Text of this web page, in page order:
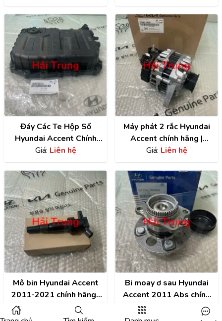
Đáy Các Te Hộp Số
Hyundai Accent Chính
Hãng | 4528026101
Giá: Liên hệ
Máy phát 2 rắc Hyundai
Accent chính hãng |
373002B101
Giá: Liên hệ
Mô bin Hyundai Accent
2011-2021 chính hãng |
2730103200
Liên hệ
Bi moay ơ sau Hyundai
Accent 2011 Abs chính
hãng | 527500U000